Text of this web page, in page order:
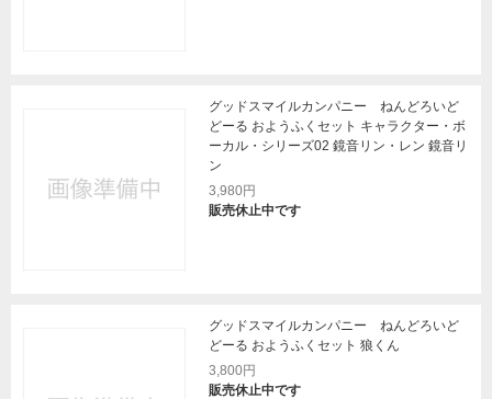
グッドスマイルカンパニー ねんどろいど
どーる おようふくセット キャラクター・ボ
ーカル・シリーズ02 鏡音リン・レン 鏡音リ
ン
3,980円
販売休止中です
グッドスマイルカンパニー ねんどろいど
どーる おようふくセット 狼くん
3,800円
販売休止中です